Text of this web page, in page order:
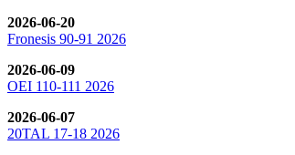
2026-06-20
Fronesis 90-91 2026
2026-06-09
OEI 110-111 2026
2026-06-07
20TAL 17-18 2026